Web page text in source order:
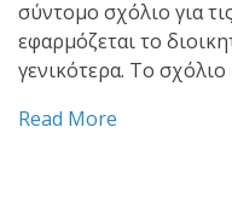
σύντομο σχόλιο για
εφαρμόζεται το
γενικότερα. Το
Read More